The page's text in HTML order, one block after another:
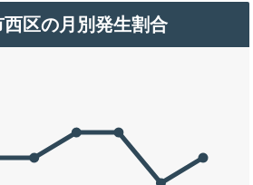
区の月別発生割合